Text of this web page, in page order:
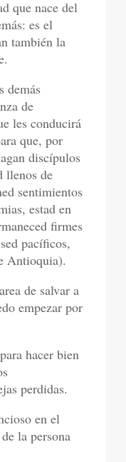
que nace del
es el
también la
demás
de
les conducirá
que, por
discípulos
llenos de
sentimientos
estad en
firmes
pacíficos,
Antioquia).
de salvar a
empezar por
hacer bien
perdidas.
en el
la persona